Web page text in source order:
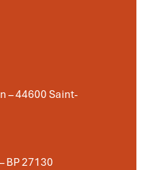
– 44600 Saint-
BP 27130